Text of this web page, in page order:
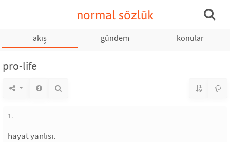
normal sözlük
akış gündem konular
pro-life
1.
hayat yanlısı.